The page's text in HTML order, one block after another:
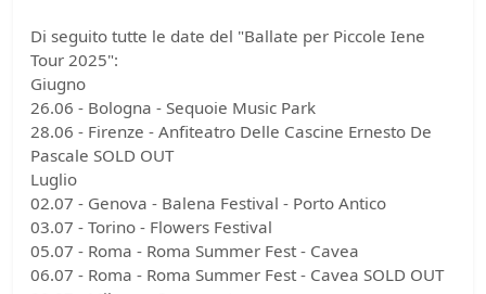
Di seguito tutte le date del "Ballate per Piccole Iene
Tour 2025":
Giugno
26.06 - Bologna - Sequoie Music Park
28.06 - Firenze - Anfiteatro Delle Cascine Ernesto De
Pascale SOLD OUT
Luglio
02.07 - Genova - Balena Festival - Porto Antico
03.07 - Torino - Flowers Festival
05.07 - Roma - Roma Summer Fest - Cavea
06.07 - Roma - Roma Summer Fest - Cavea SOLD OUT